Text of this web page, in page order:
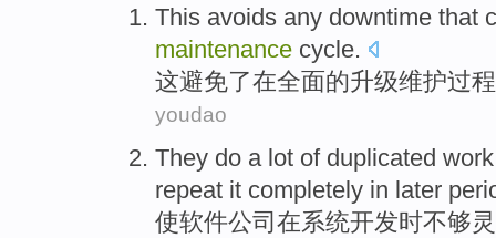
This avoids any downtime that
maintenance cycle.
这避免了在全面的升级维护过程
youdao
They do a lot of duplicated work
repeat it completely in later
使软件公司 在系统开发时不够